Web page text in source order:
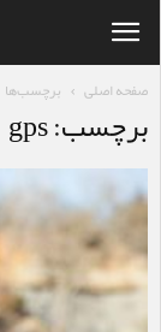
صفحه اصلی برچسب‌ها
برچسب: gps